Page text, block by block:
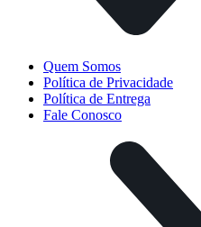
Quem Somos
Política de Privacidade
Política de Entrega
Fale Conosco